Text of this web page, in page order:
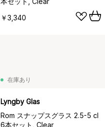
￥3,340
在庫あり
Lyngby Glas
Rom スナップスグラス 2.5-5 cl
6本セット, Clear